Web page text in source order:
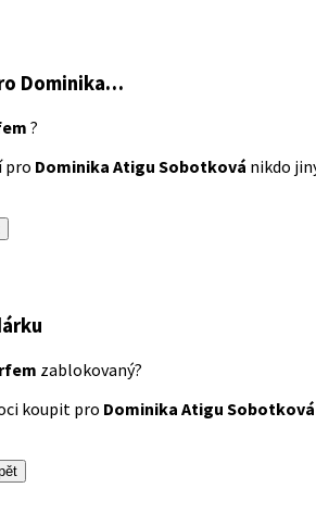
Dominika…
?
pro Dominika Atigu Sobotková nikdo
zablokovaný?
koupit pro Dominika Atigu Sobotková